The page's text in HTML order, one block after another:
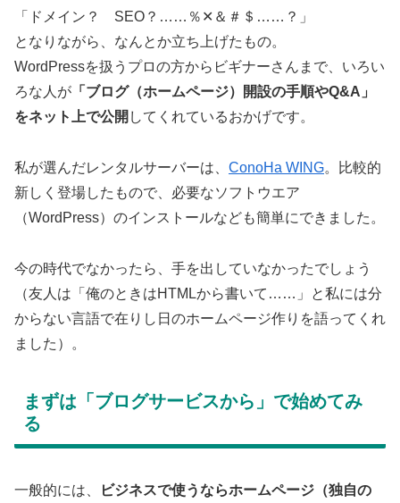
「ドメイン？ SEO？……％✕＆＃＄……？」
となりながら、なんとか立ち上げたもの。
WordPressを扱うプロの方からビギナーさんまで、いろい
ろな人が 「ブログ（ホームページ）開設の手順やQ&A」
をネット上で公開 してくれているおかげです。
私が選んだレンタルサーバーは、 ConoHa WING。比較的
新しく登場したもので、必要なソフトウエア
（WordPress）のインストールなども簡単にできました。
今の時代でなかったら、手を出していなかったでしょう
（友人は「俺のときはHTMLから書いて……」と私には分
からない言語で在りし日のホームページ作りを語ってくれ
ました）。
まずは「ブログサービスから」で始めてみ
る
一般的には、
ビジネスで使うならホームページ（独自の